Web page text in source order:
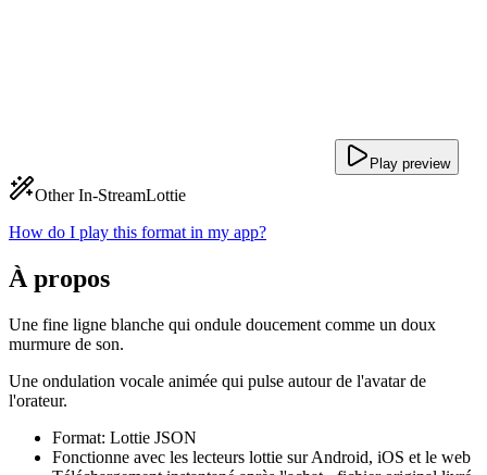
Play preview
Other In-StreamLottie
How do I play this format in my app?
À propos
Une fine ligne blanche qui ondule doucement comme un doux
murmure de son.
Une ondulation vocale animée qui pulse autour de l'avatar de
l'orateur.
Format: Lottie JSON
Fonctionne avec les lecteurs lottie sur Android, iOS et le web